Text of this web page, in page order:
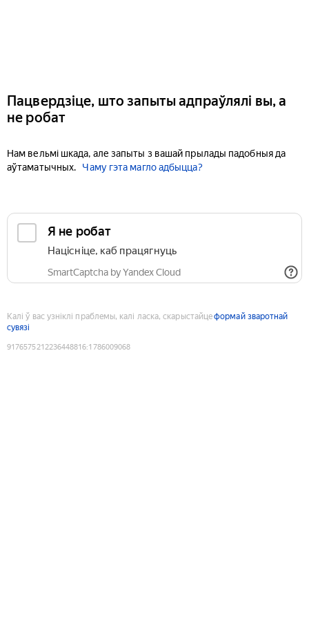
Пацвердзіце, што запыты адпраўлялі вы, а
не робат
Нам вельмі шкада, але запыты з вашай прылады падобныя да
аўтаматычных.
Чаму гэта магло адбыцца?
Я не робат
Націсніце, каб працягнуць
SmartCaptcha by Yandex Cloud
Калі ў вас узніклі праблемы, калі ласка, скарыстайцеформай зваротнай
сувязі
9176575212236448816:1786009068